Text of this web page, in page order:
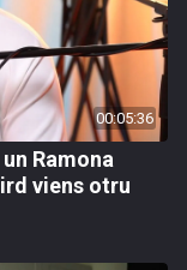
00:05:36
Ramona
viens otru